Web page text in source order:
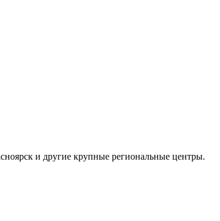
и другие крупные региональные центры.